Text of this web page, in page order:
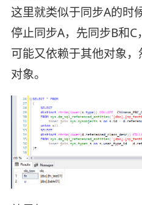
这里就类似于同步A的时
停止同步A，先同步B和C
可能又依赖于其他对象
对象。